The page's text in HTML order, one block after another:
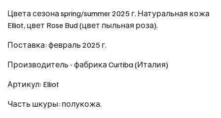
Цвета сезона spring/summer 2025 г. Натуральная кожа
Elliot, цвет Rose Bud (цвет пыльная роза).
Поставка: февраль 2025 г.
Производитель - фабрика Curtiba (Италия)
Артикул: Elliot
Часть шкуры: полукожа.